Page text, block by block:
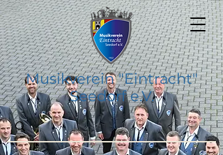
Musikverein "Eintracht"
Seedorf e.V.